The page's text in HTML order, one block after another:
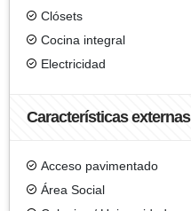
Clósets
Cocina integral
Electricidad
Características externas
Acceso pavimentado
Área Social